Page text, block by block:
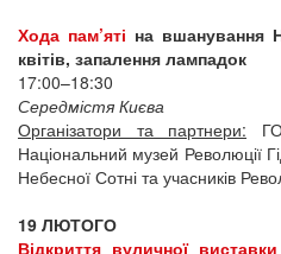
Хода пам’яті на вшанування
квітів, запалення лампадок
17:00–18:30
Середмістя Києва
Організатори та партнери:
Національний музей Революції
Небесної Сотні та учасників
19 ЛЮТОГО
Відкриття вуличної